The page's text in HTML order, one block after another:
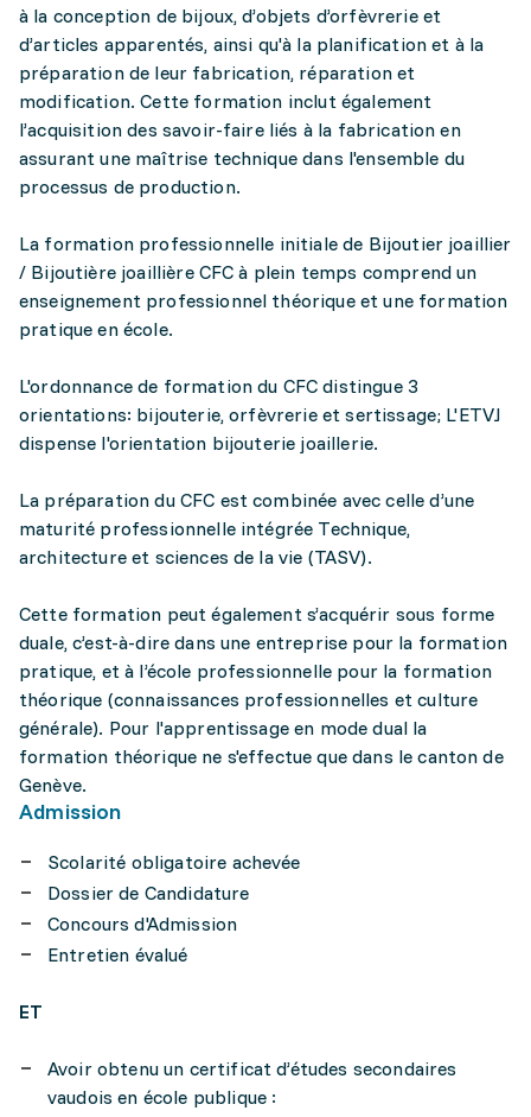
à la conception de bijoux, d’objets d’orfèvrerie et
d’articles apparentés, ainsi qu'à la planification et à la
préparation de leur fabrication, réparation et
modification. Cette formation inclut également
l’acquisition des savoir-faire liés à la fabrication en
assurant une maîtrise technique dans l'ensemble du
processus de production.
La formation professionnelle initiale de Bijoutier joaillier
/ Bijoutière joaillière CFC à plein temps comprend un
enseignement professionnel théorique et une formation
pratique en école.
L'ordonnance de formation du CFC distingue 3
orientations: bijouterie, orfèvrerie et sertissage; L'ETVJ
dispense l'orientation bijouterie joaillerie.
La préparation du CFC est combinée avec celle d’une
maturité professionnelle intégrée Technique,
architecture et sciences de la vie (TASV).
Cette formation peut également s’acquérir sous forme
duale, c’est-à-dire dans une entreprise pour la formation
pratique, et à l’école professionnelle pour la formation
théorique (connaissances professionnelles et culture
générale). Pour l'apprentissage en mode dual la
formation théorique ne s'effectue que dans le canton de
Genève.
Admission
Scolarité obligatoire achevée
Dossier de Candidature
Concours d'Admission
Entretien évalué
ET
Avoir obtenu un certificat d’études secondaires
vaudois en école publique :